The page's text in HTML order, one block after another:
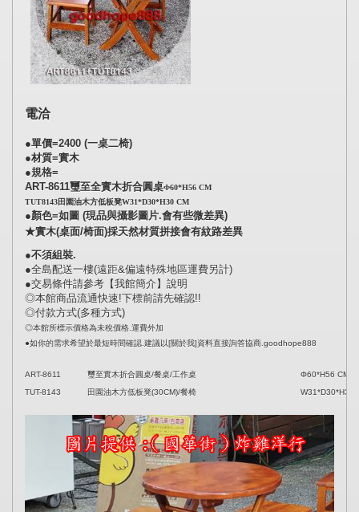
電洽
●單價=2400 (一桌二椅)
●材質=實木
●規格=
ART-8611璽至全實木折合圓桌Φ60*H56 CM
TUT8143田園油木方低板凳W31*D30*H30 CM
●顏色=如圖 (現品與攝影圖片.會有些微差異)
★實木(桌面/椅面)採天然材質拼接會有紋路差異
●不須組裝.
●全島配送一樓(遠距&偏遠特殊地區運費另計)
●交易條件請參考【我館簡介】說明
◎本館商品流通快速!下標前請先確認!!
◎付款方式(多種方式)
◎本館所標示價格為未稅價格.運費外加
●如你的需求希望於最短時間確認.建議以[關於我]資料直接詢答協商.goodhope888
ART-8611 璽至實木折合圓桌/餐桌/工作桌
Φ60*H56 CM
TUT-8143
田園油木方低板凳(30CM)/餐椅 W31*D30*H30